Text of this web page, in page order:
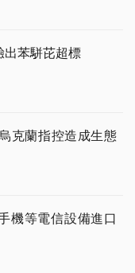
出苯駢芘超標
克蘭指控造成生態
機等電信設備進口